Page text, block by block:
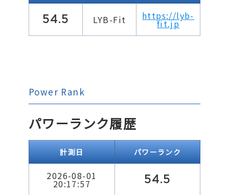
54.5 LYB-Fit https://lyb-
fit.jp
Power Rank
パワーランク履歴
計測日 パワーランク
2026-08-01
20:17:57 54.5